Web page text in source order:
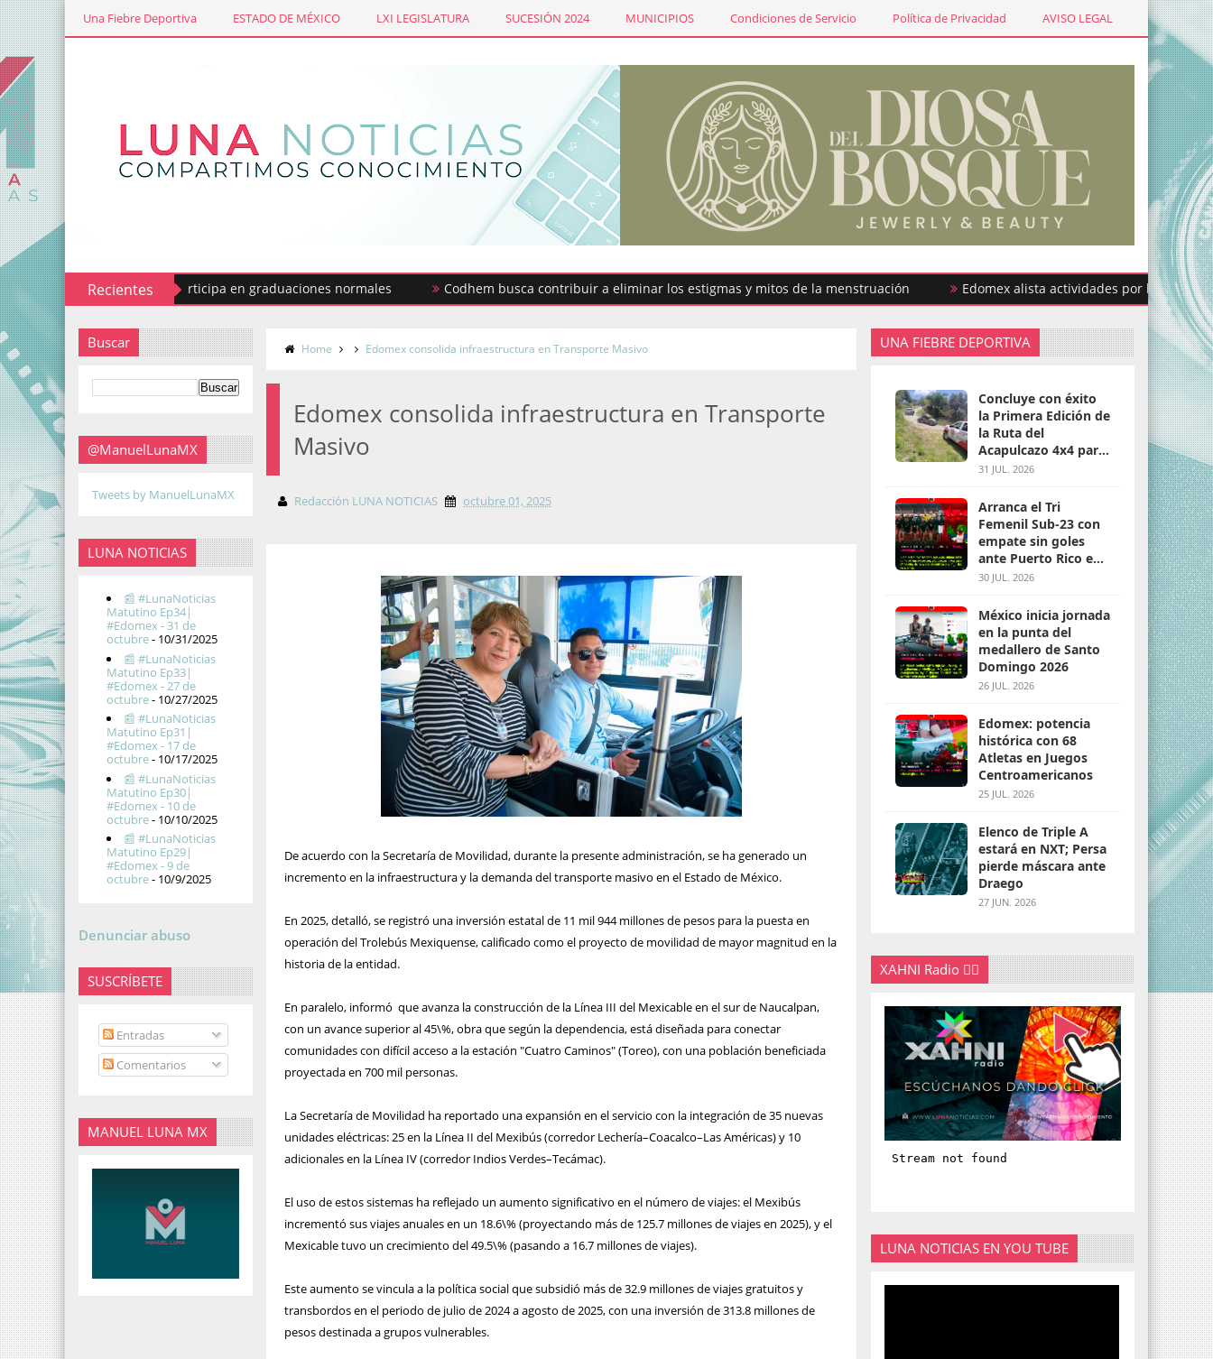
Una Fiebre Deportiva ESTADO DE MÉXICO LXI LEGISLATURA SUCESIÓN 2024 MUNICIPIOS Condiciones de Servicio Política de Privacidad AVISO LEGAL
Recientes
Estado de México participa en graduaciones normales Codhem busca contribuir a eliminar los estigmas y mitos de la menstruación Edomex alista actividades por la Semana de la
Buscar
@ManuelLunaMX
Tweets by ManuelLunaMX
LUNA NOTICIAS
📰 #LunaNoticias
Matutino Ep34|
#Edomex - 31 de
octubre- 10/31/2025
📰 #LunaNoticias
Matutino Ep33|
#Edomex - 27 de
octubre- 10/27/2025
📰 #LunaNoticias
Matutino Ep31|
#Edomex - 17 de
octubre- 10/17/2025
📰 #LunaNoticias
Matutino Ep30|
#Edomex - 10 de
octubre- 10/10/2025
📰 #LunaNoticias
Matutino Ep29|
#Edomex - 9 de
octubre- 10/9/2025
Denunciar abuso
SUSCRÍBETE
Entradas
Comentarios
MANUEL LUNA MX
Home Edomex consolida infraestructura en Transporte Masivo
Edomex consolida infraestructura en Transporte
Masivo
Redacción LUNA NOTICIAS octubre 01, 2025
De acuerdo con la Secretaría de Movilidad, durante la presente administración, se ha generado un
incremento en la infraestructura y la demanda del transporte masivo en el Estado de México.
En 2025, detalló, se registró una inversión estatal de 11 mil 944 millones de pesos para la puesta en
operación del Trolebús Mexiquense, calificado como el proyecto de movilidad de mayor magnitud en la
historia de la entidad.
En paralelo, informó que avanza la construcción de la Línea III del Mexicable en el sur de Naucalpan,
con un avance superior al 45\%, obra que según la dependencia, está diseñada para conectar
comunidades con difícil acceso a la estación "Cuatro Caminos" (Toreo), con una población beneficiada
proyectada en 700 mil personas.
La Secretaría de Movilidad ha reportado una expansión en el servicio con la integración de 35 nuevas
unidades eléctricas: 25 en la Línea II del Mexibús (corredor Lechería–Coacalco–Las Américas) y 10
adicionales en la Línea IV (corredor Indios Verdes–Tecámac).
El uso de estos sistemas ha reflejado un aumento significativo en el número de viajes: el Mexibús
incrementó sus viajes anuales en un 18.6\% (proyectando más de 125.7 millones de viajes en 2025), y el
Mexicable tuvo un crecimiento del 49.5\% (pasando a 16.7 millones de viajes).
Este aumento se vincula a la política social que subsidió más de 32.9 millones de viajes gratuitos y
transbordos en el periodo de julio de 2024 a agosto de 2025, con una inversión de 313.8 millones de
pesos destinada a grupos vulnerables.
UNA FIEBRE DEPORTIVA
Concluye con éxito
la Primera Edición de
la Ruta del
Acapulcazo 4x4 para
parejas
31 JUL. 2026
Arranca el Tri
Femenil Sub-23 con
empate sin goles
ante Puerto Rico en
Santo Domingo 2026
30 JUL. 2026
México inicia jornada
en la punta del
medallero de Santo
Domingo 2026
26 JUL. 2026
Edomex: potencia
histórica con 68
Atletas en Juegos
Centroamericanos
25 JUL. 2026
Elenco de Triple A
estará en NXT; Persa
pierde máscara ante
Draego
27 JUN. 2026
XAHNI Radio 👇🏽
LUNA NOTICIAS EN YOU TUBE